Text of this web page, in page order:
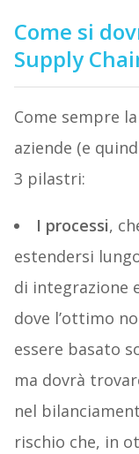
Come si
Supply
Come sempre
aziende (e
3 pilastri:
I processi,
estendersi
di integrazione
dove l’ottimo
essere basato
ma dovrà
nel
rischio che, in